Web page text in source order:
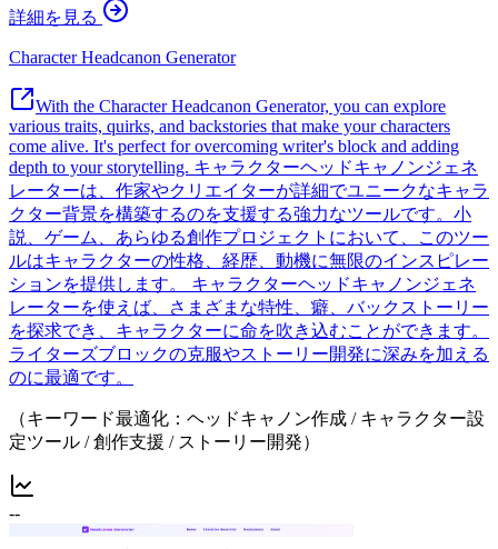
詳細を見る
Character Headcanon Generator
With the Character Headcanon Generator, you can explore
various traits, quirks, and backstories that make your characters
come alive. It's perfect for overcoming writer's block and adding
depth to your storytelling. キャラクターヘッドキャノンジェネ
レーターは、作家やクリエイターが詳細でユニークなキャラ
クター背景を構築するのを支援する強力なツールです。小
説、ゲーム、あらゆる創作プロジェクトにおいて、このツー
ルはキャラクターの性格、経歴、動機に無限のインスピレー
ションを提供します。 キャラクターヘッドキャノンジェネ
レーターを使えば、さまざまな特性、癖、バックストーリー
を探求でき、キャラクターに命を吹き込むことができます。
ライターズブロックの克服やストーリー開発に深みを加える
のに最適です。
（キーワード最適化：ヘッドキャノン作成 / キャラクター設
定ツール / 創作支援 / ストーリー開発）
--